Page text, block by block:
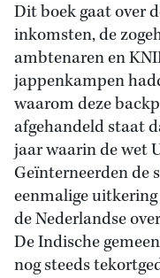
Dit boek gaat over
inkomsten, de
ambtenaren en
jappenkampen
waarom deze
afgehandeld staat
jaar waarin de wet
Geïnterneerden de
eenmalige
de Nederlandse
De Indische
nog steeds